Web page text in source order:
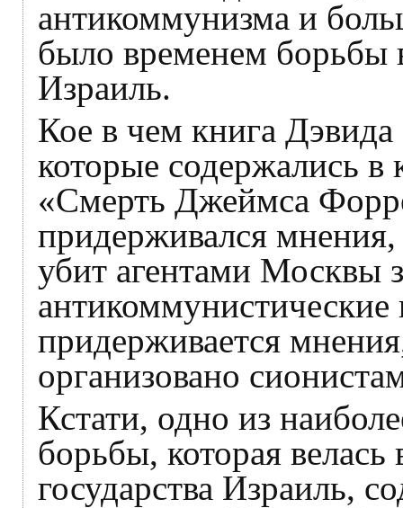
антикоммунизма и
было временем борьбы
Израиль.
Кое в чем книга
которые содержались
«Смерть Джеймса
придерживался
убит агентами Москвы
придерживается
организовано
Кстати, одно из
борьбы, которая
государства Израиль,